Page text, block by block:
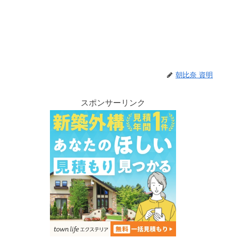
朝比奈 資明
スポンサーリンク